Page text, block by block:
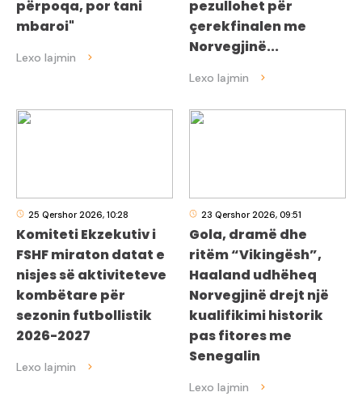
përpoqa, por tani
mbaroi"
pezullohet për
çerekfinalen me
Norvegjinë...
25 Qershor 2026, 10:28
Komiteti Ekzekutiv i
FSHF miraton datat e
nisjes së aktiviteteve
kombëtare për
sezonin futbollistik
2026-2027
23 Qershor 2026, 09:51
Gola, dramë dhe
ritëm “Vikingësh”,
Haaland udhëheq
Norvegjinë drejt një
kualifikimi historik
pas fitores me
Senegalin